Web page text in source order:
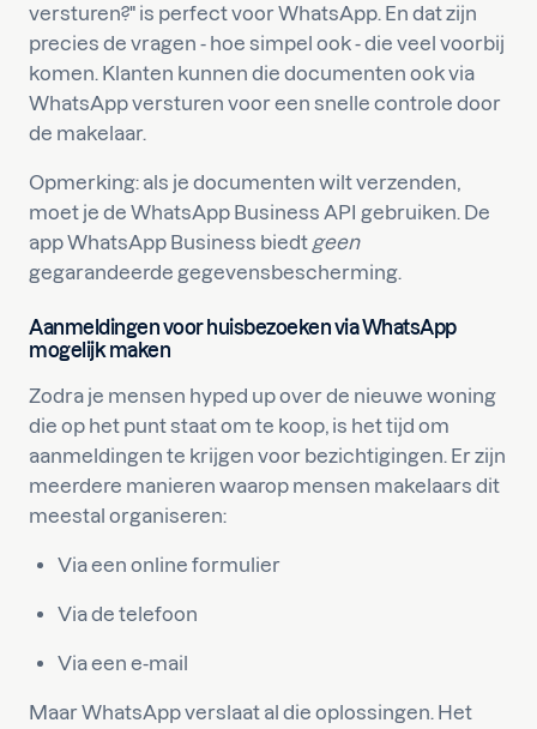
versturen?" is perfect voor WhatsApp. En dat zijn
precies de vragen - hoe simpel ook - die veel voorbij
komen. Klanten kunnen die documenten ook via
WhatsApp versturen voor een snelle controle door
de makelaar.
Opmerking: als je documenten wilt verzenden,
moet je de WhatsApp Business API gebruiken. De
app WhatsApp Business biedt geen
gegarandeerde gegevensbescherming.
Aanmeldingen voor huisbezoeken via WhatsApp
mogelijk maken
Zodra je mensen hyped up over de nieuwe woning
die op het punt staat om te koop, is het tijd om
aanmeldingen te krijgen voor bezichtigingen. Er zijn
meerdere manieren waarop mensen makelaars dit
meestal organiseren:
Via een online formulier
Via de telefoon
Via een e-mail
Maar WhatsApp verslaat al die oplossingen. Het